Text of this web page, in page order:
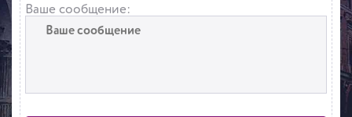
Ваше сообщение: